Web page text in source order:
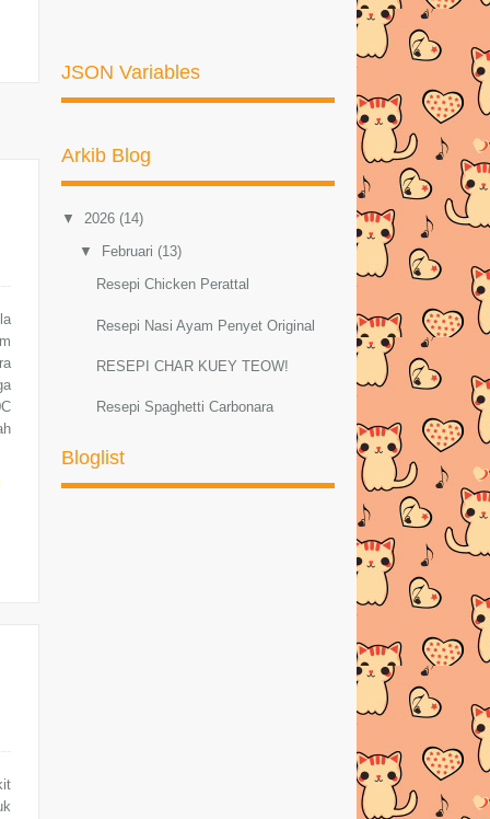
JSON Variables
Arkib Blog
▼ 2026 (14)
▼ Februari (13)
Resepi Chicken Perattal
Resepi Nasi Ayam Penyet Original
RESEPI CHAR KUEY TEOW!
Resepi Spaghetti Carbonara
Resepi Sambal Hijau Ayam dan Petai
Resepi ayam masak lemak cili padi
Bloglist